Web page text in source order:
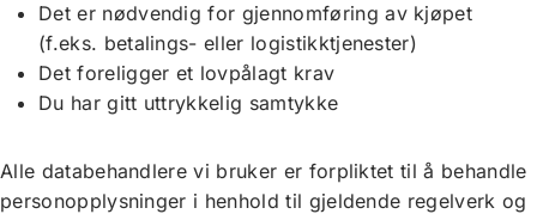
Det er nødvendig for gjennomføring av kjøpet
(f.eks. betalings- eller logistikktjenester)
Det foreligger et lovpålagt krav
Du har gitt uttrykkelig samtykke
Alle databehandlere vi bruker er forpliktet til å behandle
personopplysninger i henhold til gjeldende regelverk og